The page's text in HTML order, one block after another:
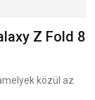
Z Fold 8
közül az